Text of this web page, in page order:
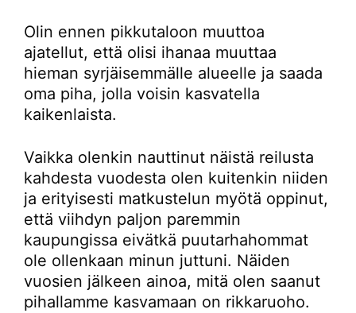
Olin ennen pikkutaloon muuttoa
ajatellut, että olisi ihanaa muuttaa
hieman syrjäisemmälle alueelle ja saada
oma piha, jolla voisin kasvatella
kaikenlaista.
Vaikka olenkin nauttinut näistä reilusta
kahdesta vuodesta olen kuitenkin niiden
ja erityisesti matkustelun myötä oppinut,
että viihdyn paljon paremmin
kaupungissa eivätkä puutarhahommat
ole ollenkaan minun juttuni. Näiden
vuosien jälkeen ainoa, mitä olen saanut
pihallamme kasvamaan on rikkaruoho.